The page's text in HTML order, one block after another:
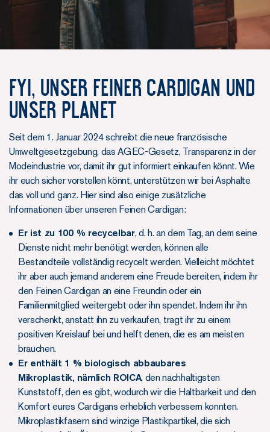
FYI, UNSER FEINER CARDIGAN UND
UNSER PLANET
Seit dem 1. Januar 2024 schreibt die neue französische
Umweltgesetzgebung, das AGEC-Gesetz, Transparenz in der
Modeindustrie vor, damit ihr gut informiert einkaufen könnt. Wie
ihr euch sicher vorstellen könnt, unterstützen wir bei Asphalte
das voll und ganz. Hier sind also einige zusätzliche
Informationen über unseren Feinen Cardigan:
Er ist zu 100 % recycelbar, d. h. an dem Tag, an dem seine
Dienste nicht mehr benötigt werden, können alle
Bestandteile vollständig recycelt werden. Vielleicht möchtet
ihr aber auch jemand anderem eine Freude bereiten, indem ihr
den Feinen Cardigan an eine Freundin oder ein
Familienmitglied weitergebt oder ihn spendet. Indem ihr ihn
verschenkt, anstatt ihn zu verkaufen, tragt ihr zu einem
positiven Kreislauf bei und helft denen, die es am meisten
brauchen.
Er enthält 1 % biologisch abbaubares
Mikroplastik, nämlich ROICA, den nachhaltigsten
Kunststoff, den es gibt, wodurch wir die Haltbarkeit und den
Komfort eures Cardigans erheblich verbessern konnten.
Mikroplastikfasern sind winzige Plastikpartikel, die sich